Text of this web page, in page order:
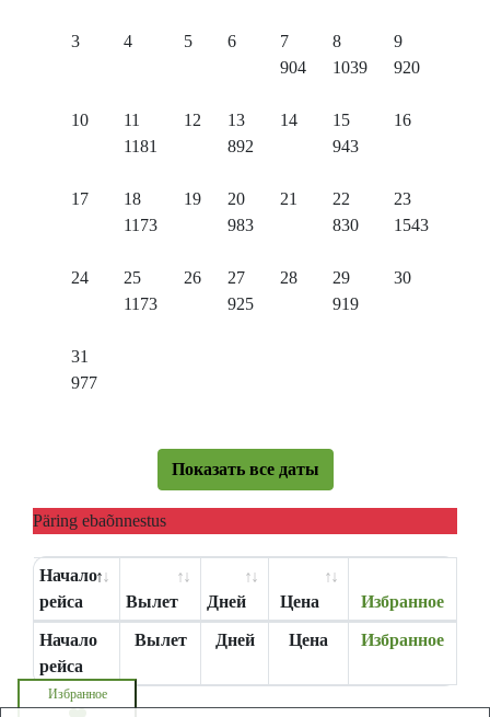
3 4 5 6
7
904
8
1039
9
920
10
11
1181
12
13
892
14
15
943
16
17
18
1173
19
20
983
21
22
830
23
1543
24
25
1173
26
27
925
28
29
919
30
31
977
Показать все даты
Päring ebaõnnestus
Начало
рейса
Вылет Дней Цена Избранное
Начало
рейса
Вылет Дней Цена Избранное
Избранное